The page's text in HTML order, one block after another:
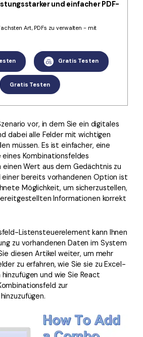
Nutzer sagen.
und Anpassen von kostenlosen Vorlagen.
die Sie benötigen.
und einfachsten PDF-Tools
und einfacher PDF-
Art, PDFs zu verwalten - mit
Gratis Testen
Gratis Testen
vor, in dem Sie ein digitales
dabei alle Felder mit wichtigen
müssen. Es ist einfacher, eine
Kombinationsfeldes
einen Wert aus dem Gedächtnis zu
einer bereits vorhandenen Option ist
Möglichkeit, um sicherzustellen,
Informationen korrekt
Listensteuerelement kann Ihnen
zu vorhandenen Daten im System
diesen Artikel weiter, um mehr
zu erfahren, wie Sie sie zu Excel-
und wie Sie React
zur